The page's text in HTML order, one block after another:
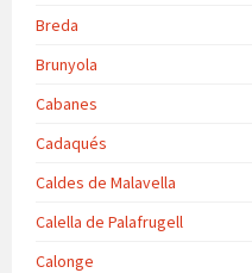
Breda
Brunyola
Cabanes
Cadaqués
Caldes de Malavella
Calella de Palafrugell
Calonge